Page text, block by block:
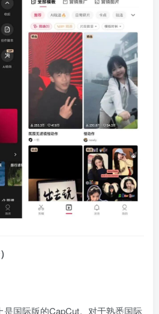
国际版的CapCut。对于熟悉国际